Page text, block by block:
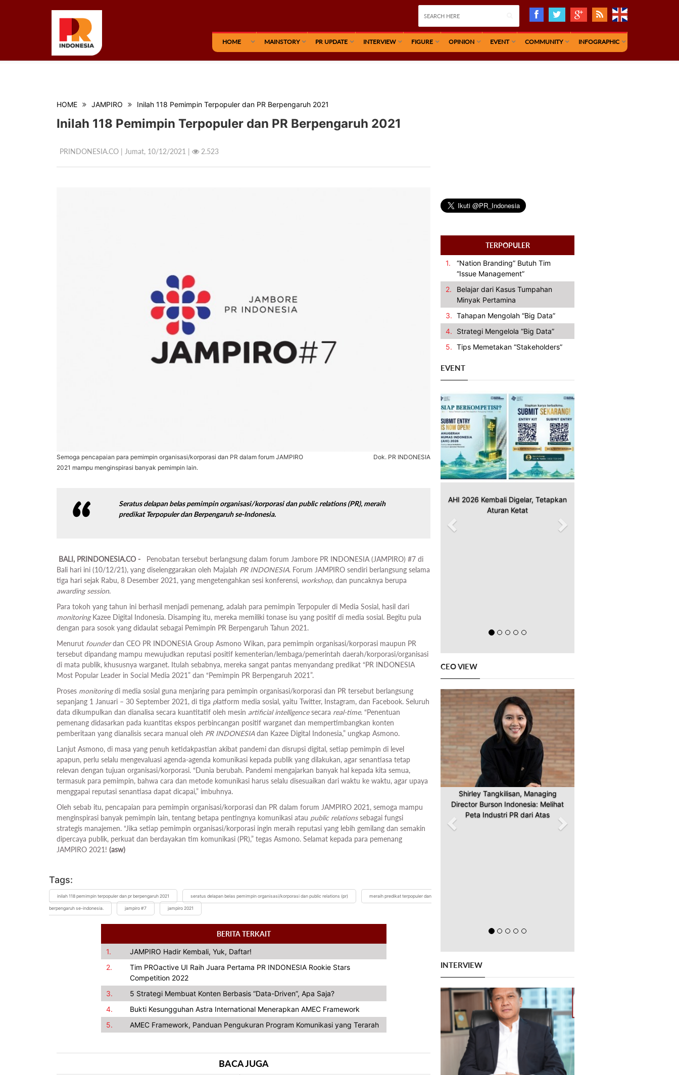
HOME MAINSTORY PR UPDATE INTERVIEW FIGURE OPINION EVENT COMMUNITY INFOGRAPHIC
HOME JAMPIRO Inilah 118 Pemimpin Terpopuler dan PR Berpengaruh 2021
Inilah 118 Pemimpin Terpopuler dan PR Berpengaruh 2021
PRINDONESIA.CO | Jumat, 10/12/2021 | 2.523
Semoga pencapaian para pemimpin organisasi/korporasi dan PR dalam forum JAMPIRO
2021 mampu menginspirasi banyak pemimpin lain.
Dok. PR INDONESIA
Seratus delapan belas pemimpin organisasi/korporasi danpublic relations(PR), meraih
predikat Terpopuler dan Berpengaruh se-Indonesia.
BALI, PRINDONESIA.CO -
Penobatan tersebut berlangsung dalam forum Jambore PR INDONESIA (JAMPIRO) #7 di
Bali hari ini (10/12/21), yang diselenggarakan oleh Majalah PR INDONESIA. Forum JAMPIRO sendiri berlangsung selama
tiga hari sejak Rabu, 8 Desember 2021, yang mengetengahkan sesi konferensi, workshop, dan puncaknya berupa
awarding session.
Para tokoh yang tahun ini berhasil menjadi pemenang, adalah para pemimpin Terpopuler di Media Sosial, hasil dari
monitoringKazee Digital Indonesia. Disamping itu, mereka memiliki tonase isu yang positif di media sosial. Begitu pula
dengan para sosok yang didaulat sebagai Pemimpin PR Berpengaruh Tahun 2021.
Menurut founderdan CEO PR INDONESIA Group Asmono Wikan, para pemimpin organisasi/korporasi maupun PR
tersebut dipandang mampu mewujudkan reputasi positif kementerian/lembaga/pemerintah daerah/korporasi/organisasi
di mata publik, khususnya warganet. Itulah sebabnya, mereka sangat pantas menyandang predikat “PR INDONESIA
Most Popular Leader in Social Media 2021” dan “Pemimpin PR Berpengaruh 2021”.
Proses monitoringdi media sosial guna menjaring para pemimpin organisasi/korporasi dan PR tersebut berlangsung
sepanjang 1 Januari – 30 September 2021, di tiga platform media sosial, yaitu Twitter, Instagram, dan Facebook. Seluruh
data dikumpulkan dan dianalisa secara kuantitatif oleh mesin artificial intelligencesecara real-time. “Penentuan
pemenang didasarkan pada kuantitas ekspos perbincangan positif warganet dan mempertimbangkan konten
pemberitaan yang dianalisis secara manual oleh PR INDONESIAdan Kazee Digital Indonesia,” ungkap Asmono.
Lanjut Asmono, di masa yang penuh ketidakpastian akibat pandemi dan disrupsi digital, setiap pemimpin di level
apapun, perlu selalu mengevaluasi agenda-agenda komunikasi kepada publik yang dilakukan, agar senantiasa tetap
relevan dengan tujuan organisasi/korporasi. “Dunia berubah. Pandemi mengajarkan banyak hal kepada kita semua,
termasuk para pemimpin, bahwa cara dan metode komunikasi harus selalu disesuaikan dari waktu ke waktu, agar upaya
menggapai reputasi senantiasa dapat dicapai,” imbuhnya.
Oleh sebab itu, pencapaian para pemimpin organisasi/korporasi dan PR dalam forum JAMPIRO 2021, semoga mampu
menginspirasi banyak pemimpin lain, tentang betapa pentingnya komunikasi atau public relationssebagai fungsi
strategis manajemen. “Jika setiap pemimpin organisasi/korporasi ingin meraih reputasi yang lebih gemilang dan semakin
dipercaya publik, perkuat dan berdayakan tim komunikasi (PR),” tegas Asmono. Selamat kepada para pemenang
JAMPIRO 2021! (asw)
Tags:
inilah 118 pemimpin terpopuler dan pr berpengaruh 2021 seratus delapan belas pemimpin organisasi/korporasi dan public relations (pr) meraih predikat terpopuler dan
berpengaruh se-indonesia. jampiro #7 jampiro 2021
BERITA TERKAIT
1.
JAMPIRO Hadir Kembali, Yuk, Daftar!
2.
Tim PROactive UI Raih Juara Pertama PR INDONESIA Rookie Stars
Competition 2022
3.
5 Strategi Membuat Konten Berbasis “Data-Driven”, Apa Saja?
4.
Bukti Kesungguhan Astra International Menerapkan AMEC Framework
5.
AMEC Framework, Panduan Pengukuran Program Komunikasi yang Terarah
BACA JUGA
TERPOPULER
1.
“Nation Branding” Butuh Tim
“Issue Management”
2.
Belajar dari Kasus Tumpahan
Minyak Pertamina
3. Tahapan Mengolah “Big Data”
4.
Strategi Mengelola “Big Data”
5. Tips Memetakan “Stakeholders”
EVENT
AHI 2026 Kembali Digelar, Tetapkan
Aturan Ketat
Previous Next
CEO VIEW
Shirley Tangkilisan, Managing
Director Burson Indonesia: Melihat
Peta Industri PR dari Atas
Previous Next
INTERVIEW
Previous Next